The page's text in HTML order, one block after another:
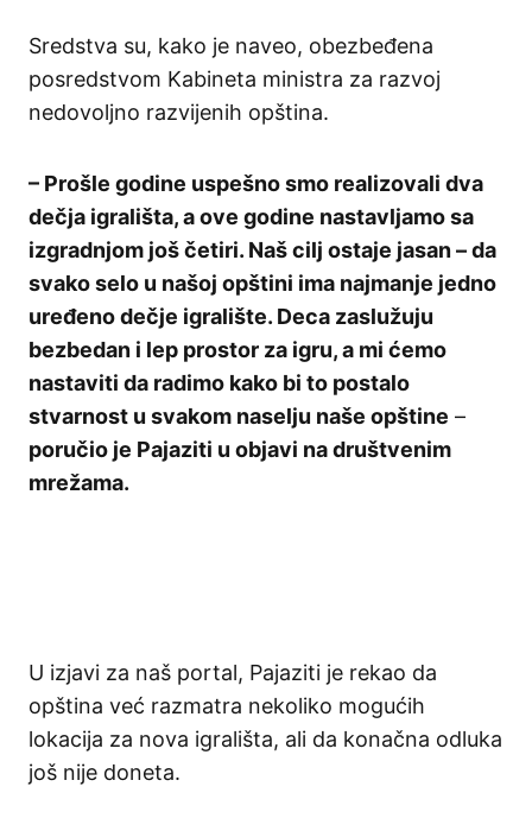
Sredstva su, kako je naveo, obezbeđena
posredstvom Kabineta ministra za razvoj
nedovoljno razvijenih opština.
– Prošle godine uspešno smo realizovali dva
dečja igrališta, a ove godine nastavljamo sa
izgradnjom još četiri. Naš cilj ostaje jasan – da
svako selo u našoj opštini ima najmanje jedno
uređeno dečje igralište. Deca zaslužuju
bezbedan i lep prostor za igru, a mi ćemo
nastaviti da radimo kako bi to postalo
stvarnost u svakom naselju naše opštine –
poručio je Pajaziti u objavi na društvenim
mrežama.
U izjavi za naš portal, Pajaziti je rekao da
opština već razmatra nekoliko mogućih
lokacija za nova igrališta, ali da konačna odluka
još nije doneta.